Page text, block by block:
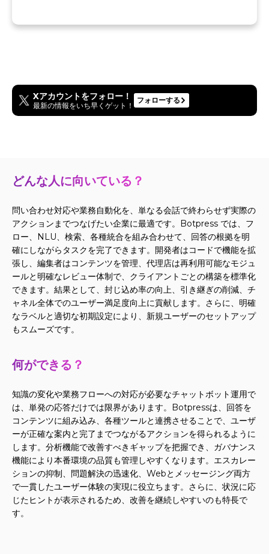
Xアカウントをフォロー！
最新の情報をいち早くゲット！
フォローする
どんな人に向いている？
問い合わせ対応や業務自動化を、単なる会話で終わらせず実際の
アクションまでつなげたい企業に最適です。Botpress では、フ
ロー、NLU、検索、各種統合を組み合わせて、回答の根拠を明
確にしながらタスクを完了できます。開発者はコードで機能を拡
張し、編集者はコンテンツを管理、代理店は再利用可能なモジュ
ールと明確なレビュー体制で、クライアントごとの構築を標準化
できます。結果として、封じ込め率の向上、引き継ぎの削減、チ
ャネル全体でのユーザー満足度向上に貢献します。さらに、明確
なラベルと適切な初期設定により、新規ユーザーのセットアップ
もスムーズです。
何ができる？
知識の変化や業務フローへの対応が必要なチャットボット運用で
は、単発の応答だけでは限界があります。Botpressは、回答を
コンテンツに組み込み、各種ツールと連携させることで、ユーザ
ーが正確な案内と完了までつながるアクションを得られるように
します。分析機能で改善すべきギャップを把握でき、ガバナンス
機能により本番環境の品質も管理しやすくなります。エスカレー
ションの抑制、問題解決の迅速化、Webとメッセージング両方
で一貫したユーザー体験の実現に役立ちます。さらに、状況に応
じたヒントが表示されるため、改善を継続しやすいのも特長で
す。